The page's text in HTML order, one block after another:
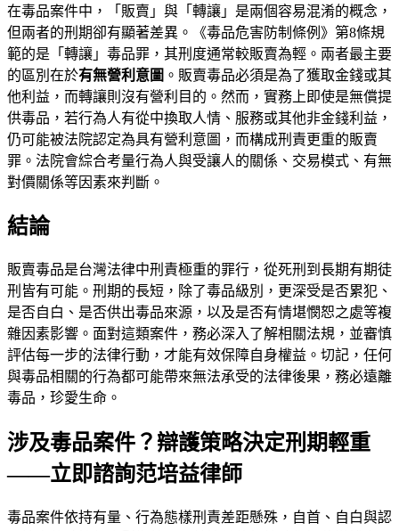
在毒品案件中，「販賣」與「轉讓」是兩個容易混淆的概念，
但兩者的刑期卻有顯著差異。《毒品危害防制條例》第8條規
範的是「轉讓」毒品罪，其刑度通常較販賣為輕。兩者最主要
的區別在於有無營利意圖 。販賣毒品必須是為了獲取金錢或其
他利益，而轉讓則沒有營利目的。然而，實務上即使是無償提
供毒品，若行為人有從中換取人情、服務或其他非金錢利益，
仍可能被法院認定為具有營利意圖，而構成刑責更重的販賣
罪。法院會綜合考量行為人與受讓人的關係、交易模式、有無
對價關係等因素來判斷。
結論
販賣毒品是台灣法律中刑責極重的罪行，從死刑到長期有期徒
刑皆有可能。刑期的長短，除了毒品級別，更深受是否累犯、
是否自白、是否供出毒品來源，以及是否有情堪憫恕之處等複
雜因素影響。面對這類案件，務必深入了解相關法規，並審慎
評估每一步的法律行動，才能有效保障自身權益。切記，任何
與毒品相關的行為都可能帶來無法承受的法律後果，務必遠離
毒品，珍愛生命。
涉及毒品案件？辯護策略決定刑期輕重
——立即諮詢范培益律師
毒品案件依持有量、行為態樣刑責差距懸殊，自首、自白與認